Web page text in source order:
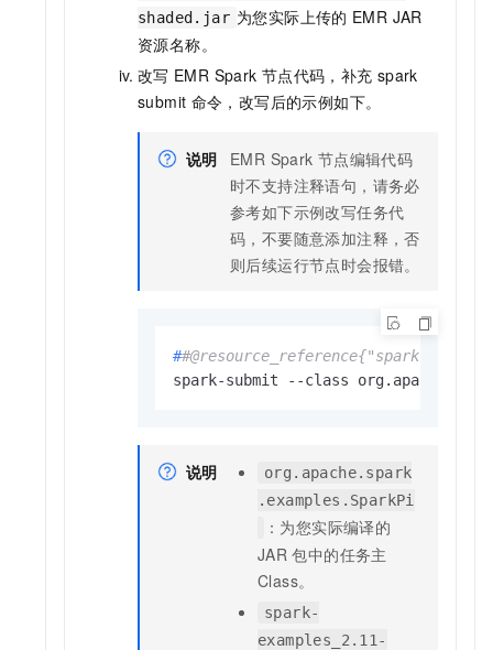
shaded.jar 为您实际上传的 EMR JAR
资源名称。
改写 EMR Spark 节点代码，补充 spark
submit 命令，改写后的示例如下。
说明 EMR Spark 节点编辑代码
时不支持注释语句，请务必
参考如下示例改写任务代
码，不要随意添加注释，否
则后续运行节点时会报错。
##@resource_reference{"spark-
spark-submit --class
说明
org.apache.spark
.examples.SparkPi
：为您实际编译的
JAR 包中的任务主
Class。
spark-
examples_2.11-